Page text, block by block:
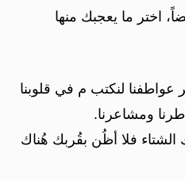
اختر ما يعجبك منها
عواطفنا لنكتب م في قلوبنا
ومشاعرنا.
فلا أظُن بقُربك هُناك